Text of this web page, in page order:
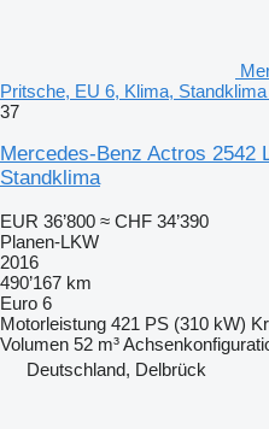
Pritsche, EU 6, Klima,
37
Mercedes-Benz Actros 2542
Standklima
EUR 36’800 ≈ CHF 34’390
Planen-LKW
2016
490’167 km
Euro 6
Motorleistung 421 PS (310 kW)
Volumen 52 m³
Deutschland, Delbrück